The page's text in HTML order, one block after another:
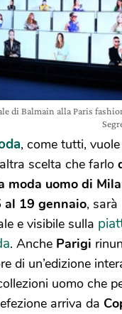
di Balmain alla Paris
, come tutti,
scelta che farlo
moda uomo di
al 19 gennaio, sarà
e visibile sulla
. Anche Parigi
di un’edizione
uomo che
arriva da